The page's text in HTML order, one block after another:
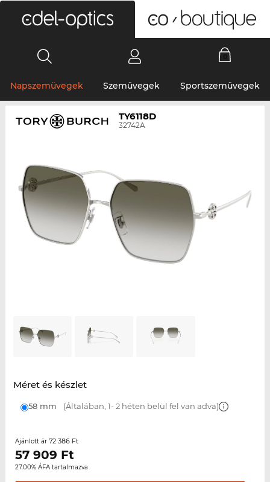
Napszemüvegek Szemüvegek Sportszemüvegek
TY6118D
32742A
Méret és készlet
58 mm (Általában, 1- 2 héten belül fel van adva)
Ajánlott ár 72 386 Ft
57 909 Ft
27.00% ÁFA tartalmazva